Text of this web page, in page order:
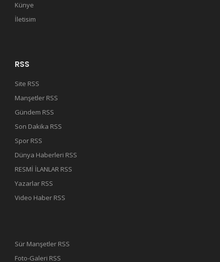
Künye
İletisim
RSS
Site RSS
Manşetler RSS
Gündem RSS
Son Dakika RSS
Spor RSS
Dünya Haberleri RSS
RESMİ İLANLAR RSS
Yazarlar RSS
Video Haber RSS
Sür Manşetler RSS
Foto-Galeri RSS